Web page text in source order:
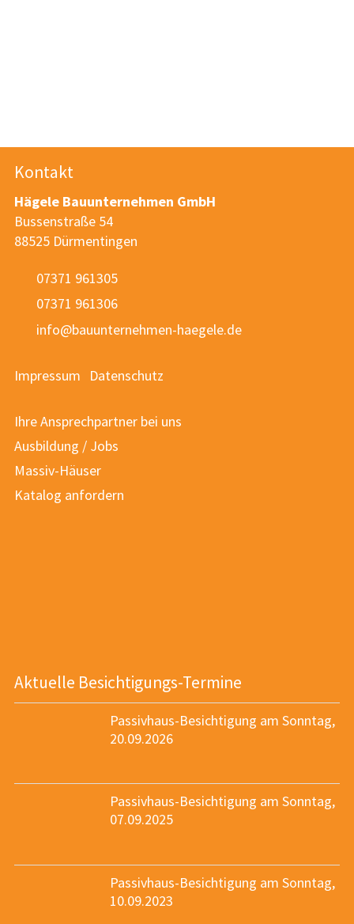
Kontakt
Hägele Bauunternehmen GmbH
Bussenstraße 54
88525 Dürmentingen
07371 961305
07371 961306
nf
b nt rn hm n-h g l d
Impressum Datenschutz
Ihre Ansprechpartner bei uns
Ausbildung / Jobs
Massiv-Häuser
Katalog anfordern
Aktuelle Besichtigungs-Termine
Passivhaus-Besichtigung am Sonntag,
20.09.2026
Passivhaus-Besichtigung am Sonntag,
07.09.2025
Passivhaus-Besichtigung am Sonntag,
10.09.2023